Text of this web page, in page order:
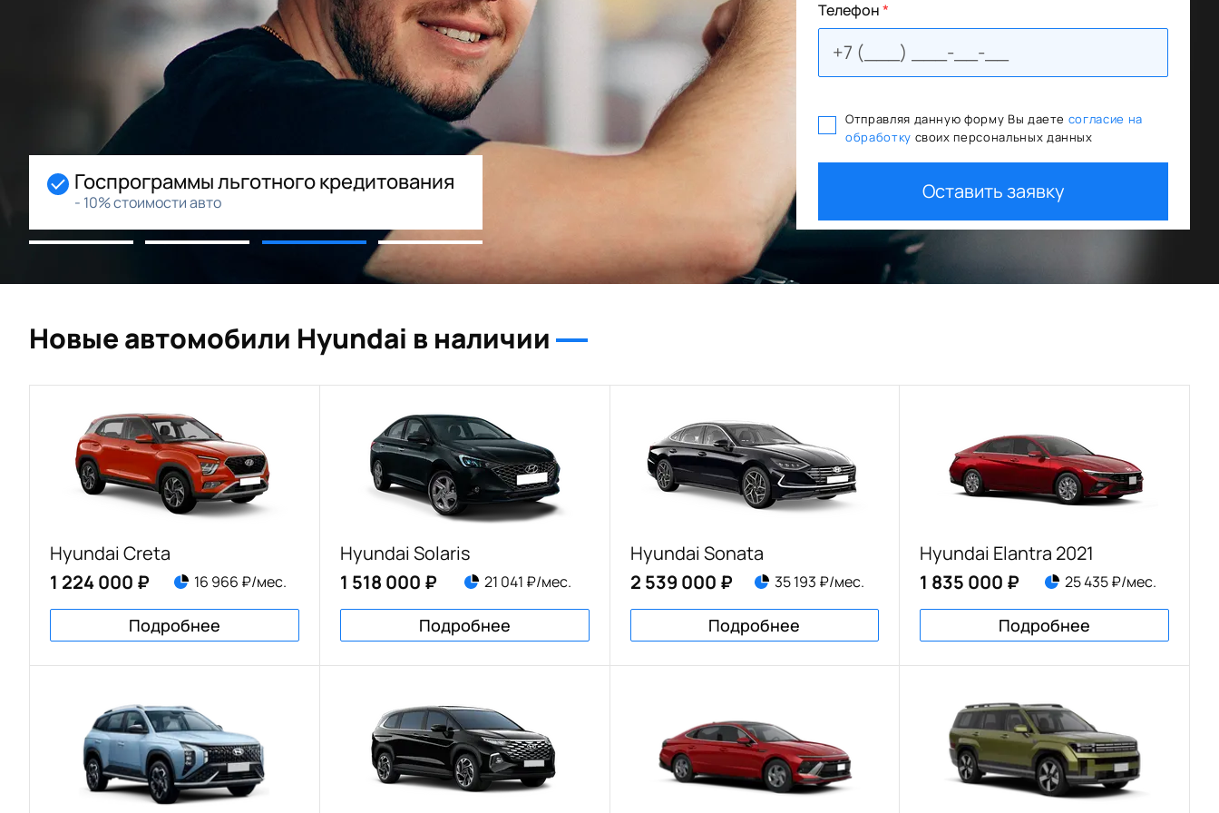
Госпрограммы льготного кредитования
- 10% стоимости авто
Кредит от 7% годовых
11 банков-партнеров
Телефон*
Отправляя данную форму Вы даете согласие на
обработку своих персональных данных
Оставить заявку
Новые автомобили Hyundai в наличии
Hyundai Creta
1 224 000 ₽
16 966 ₽/мес.
Подробнее
Hyundai Solaris
1 518 000 ₽
21 041 ₽/мес.
Подробнее
Hyundai Sonata
2 539 000 ₽
35 193 ₽/мес.
Подробнее
Hyundai Elantra 2021
1 835 000 ₽
25 435 ₽/мес.
Подробнее